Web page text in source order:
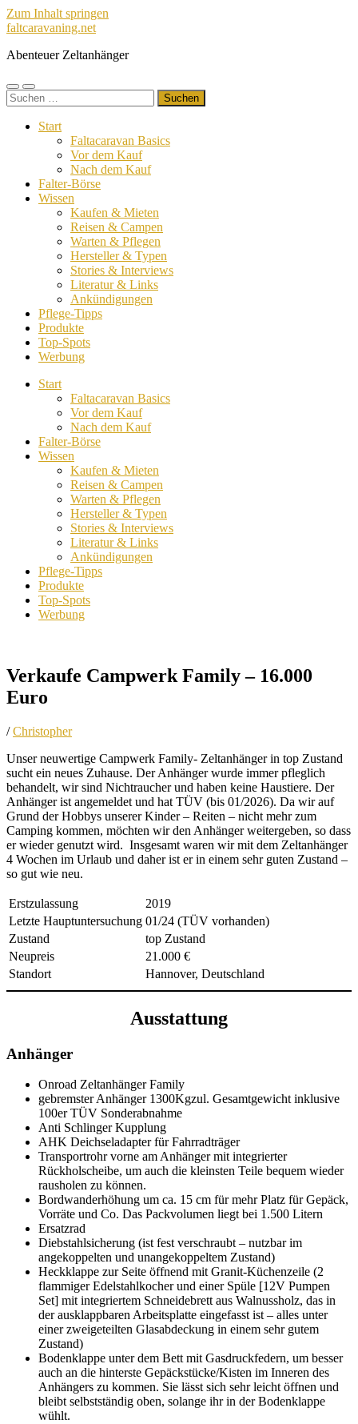
Zum Inhalt springen
faltcaravaning.net
Abenteuer Zeltanhänger
Mobile-
Menü
Suchfeld
ein-/ausblenden
Suchen
nach:
Start
Faltacaravan Basics
Vor dem Kauf
Nach dem Kauf
Falter-Börse
Wissen
Kaufen & Mieten
Reisen & Campen
Warten & Pflegen
Hersteller & Typen
Stories & Interviews
Literatur & Links
Ankündigungen
Pflege-Tipps
Produkte
Top-Spots
Werbung
Start
Faltacaravan Basics
Vor dem Kauf
Nach dem Kauf
Falter-Börse
Wissen
Kaufen & Mieten
Reisen & Campen
Warten & Pflegen
Hersteller & Typen
Stories & Interviews
Literatur & Links
Ankündigungen
Pflege-Tipps
Produkte
Top-Spots
Werbung
Verkaufe Campwerk Family – 16.000
Euro
/Christopher
Unser neuwertige Campwerk Family- Zeltanhänger in top Zustand
sucht ein neues Zuhause. Der Anhänger wurde immer pfleglich
behandelt, wir sind Nichtraucher und haben keine Haustiere. Der
Anhänger ist angemeldet und hat TÜV (bis 01/2026). Da wir auf
Grund der Hobbys unserer Kinder – Reiten – nicht mehr zum
Camping kommen, möchten wir den Anhänger weitergeben, so dass
er wieder genutzt wird. Insgesamt waren wir mit dem Zeltanhänger
4 Wochen im Urlaub und daher ist er in einem sehr guten Zustand –
so gut wie neu.
Erstzulassung
2019
Letzte Hauptuntersuchung 01/24 (TÜV vorhanden)
Zustand
top Zustand
Neupreis
21.000 €
Standort
Hannover, Deutschland
Ausstattung
Anhänger
Onroad Zeltanhänger Family
gebremster Anhänger 1300Kgzul. Gesamtgewicht inklusive
100er TÜV Sonderabnahme
Anti Schlinger Kupplung
AHK Deichseladapter für Fahrradträger
Transportrohr vorne am Anhänger mit integrierter
Rückholscheibe, um auch die kleinsten Teile bequem wieder
rausholen zu können.
Bordwanderhöhung um ca. 15 cm für mehr Platz für Gepäck,
Vorräte und Co. Das Packvolumen liegt bei 1.500 Litern
Ersatzrad
Diebstahlsicherung (ist fest verschraubt – nutzbar im
angekoppelten und unangekoppeltem Zustand)
Heckklappe zur Seite öffnend mit Granit-Küchenzeile (2
flammiger Edelstahlkocher und einer Spüle [12V Pumpen
Set] mit integriertem Schneidebrett aus Walnussholz, das in
der ausklappbaren Arbeitsplatte eingefasst ist – alles unter
einer zweigeteilten Glasabdeckung in einem sehr gutem
Zustand)
Bodenklappe unter dem Bett mit Gasdruckfedern, um besser
auch an die hinterste Gepäckstücke/Kisten im Inneren des
Anhängers zu kommen. Sie lässt sich sehr leicht öffnen und
bleibt selbstständig oben, solange ihr in der Bodenklappe
wühlt.